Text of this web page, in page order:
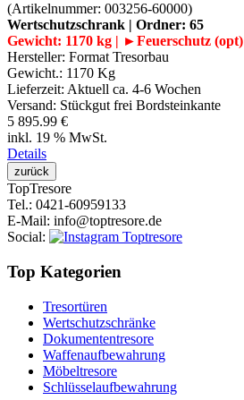
(Artikelnummer: 003256-60000)
Wertschutzschrank | Ordner: 65
Gewicht: 1170 kg | ►Feuerschutz (opt)
Hersteller: Format Tresorbau
Gewicht.: 1170 Kg
Lieferzeit: Aktuell ca. 4-6 Wochen
Versand: Stückgut frei Bordsteinkante
5 895.99 €
inkl. 19 % MwSt.
Details
TopTresore
Tel.: 0421-60959133
E-Mail: info@toptresore.de
Social:
Top Kategorien
Tresortüren
Wertschutzschränke
Dokumententresore
Waffenaufbewahrung
Möbeltresore
Schlüsselaufbewahrung